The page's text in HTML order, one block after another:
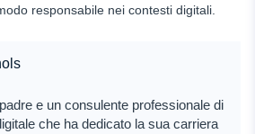
responsabile nei contesti digitali.
e un consulente professionale di
che ha dedicato la sua carriera